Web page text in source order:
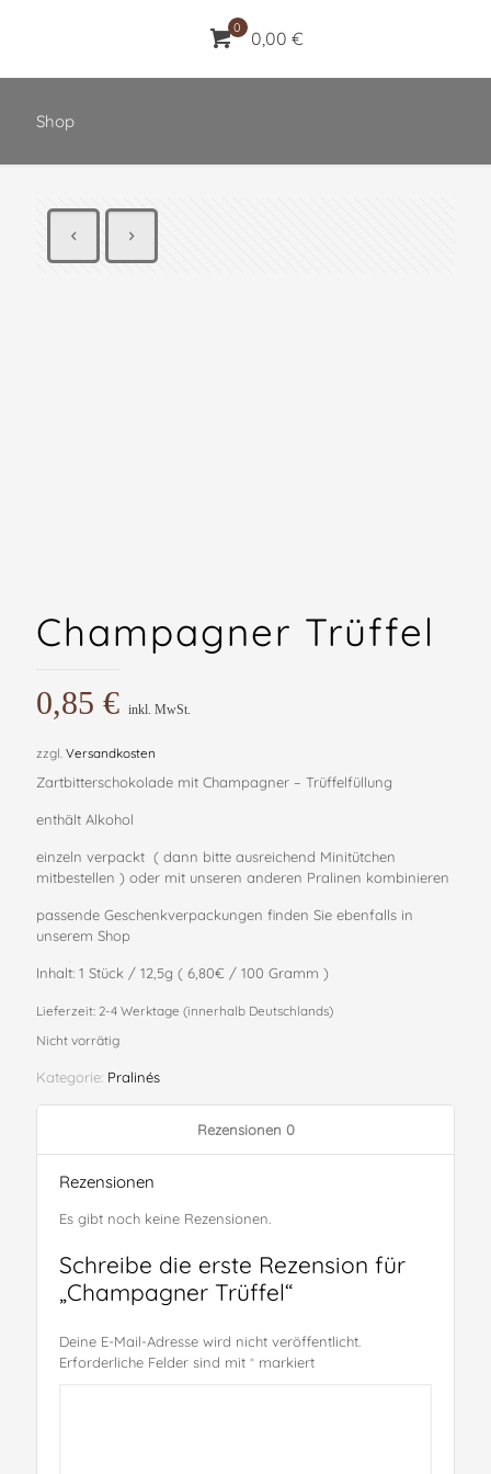
0 0,00 €
Shop
Champagner Trüffel
0,85 € inkl. MwSt.
zzgl. Versandkosten
Zartbitterschokolade mit Champagner – Trüffelfüllung
enthält Alkohol
einzeln verpackt ( dann bitte ausreichend Minitütchen
mitbestellen ) oder mit unseren anderen Pralinen kombinieren
passende Geschenkverpackungen finden Sie ebenfalls in
unserem Shop
Inhalt: 1 Stück / 12,5g ( 6,80€ / 100 Gramm )
Lieferzeit: 2-4 Werktage (innerhalb Deutschlands)
Nicht vorrätig
Kategorie: Pralinés
Rezensionen 0
Rezensionen
Es gibt noch keine Rezensionen.
Schreibe die erste Rezension für
„Champagner Trüffel“
Deine E-Mail-Adresse wird nicht veröffentlicht.
Erforderliche Felder sind mit * markiert